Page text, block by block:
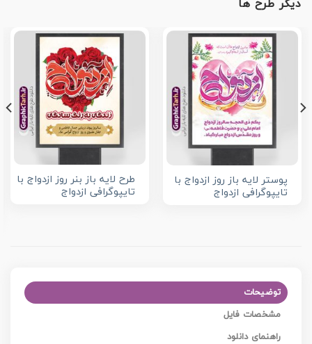
دیگر طرح ها
پوستر لایه باز روز ازدواج با
تایپوگرافی ازدواج
طرح لایه باز بنر روز ازدواج با
تایپوگرافی ازدواج
توضیحات
مشخصات فایل
راهنمای دانلود